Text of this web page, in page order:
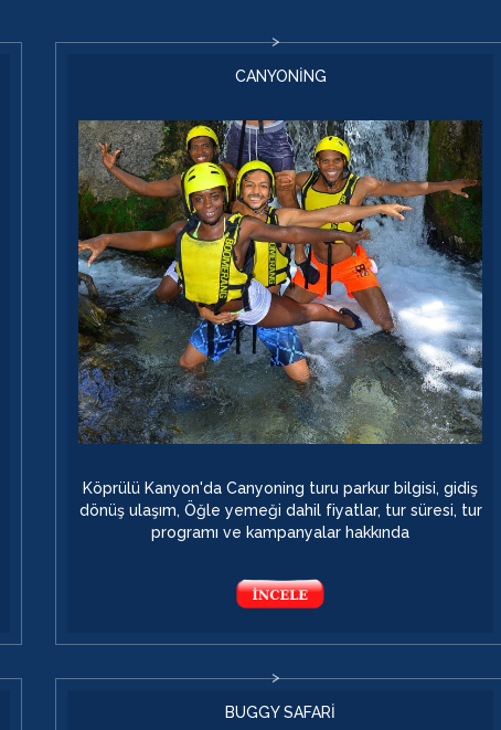
CANYONİNG
Köprülü Kanyon'da Canyoning turu parkur bilgisi, gidiş
dönüş ulaşım, Öğle yemeği dahil fiyatlar, tur süresi, tur
programı ve kampanyalar hakkında
BUGGY SAFARİ